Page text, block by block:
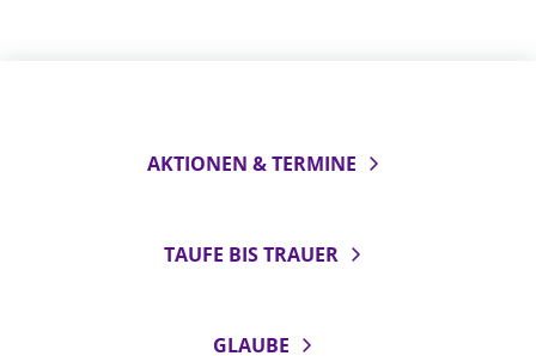
AKTIONEN & TERMINE
TAUFE BIS TRAUER
GLAUBE